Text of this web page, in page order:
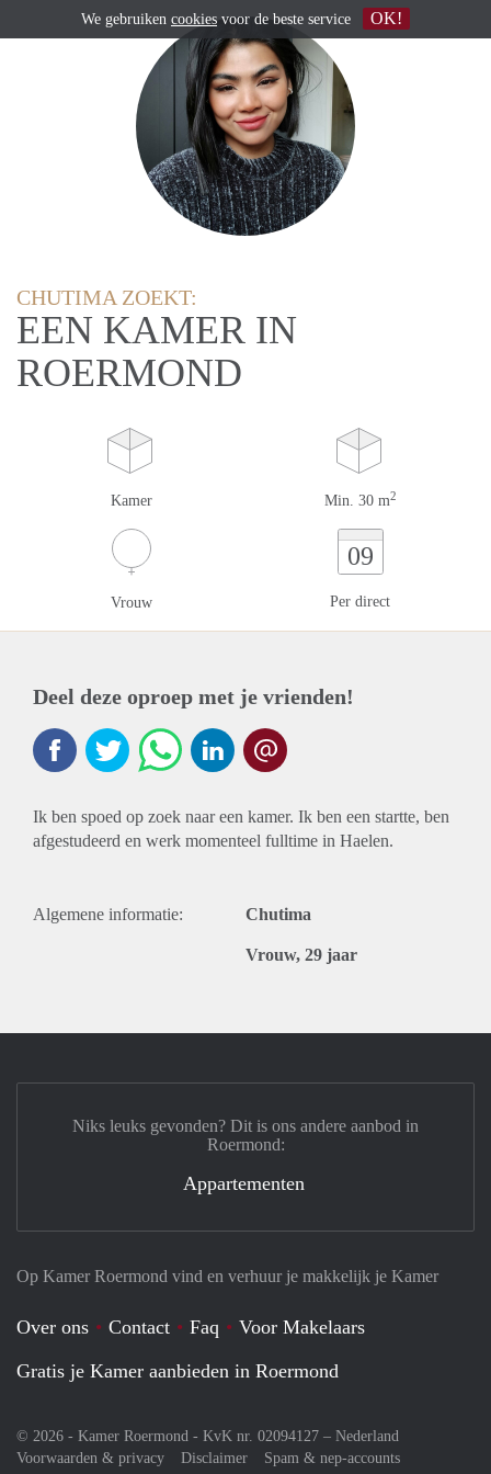
CHUTIMA ZOEKT:
EEN KAMER IN
ROERMOND
Kamer Min. 30 m2
Vrouw
09
Per direct
Deel deze oproep met je vrienden!
Ik ben spoed op zoek naar een kamer. Ik ben een startte, ben
afgestudeerd en werk momenteel fulltime in Haelen.
Algemene informatie: Chutima
Vrouw, 29 jaar
Op Kamer Roermond vind en verhuur je makkelijk je Kamer
Over ons Contact Faq
Voor Makelaars
Gratis je Kamer aanbieden in Roermond
© 2026 - Kamer Roermond - KvK nr. 02094127 – Nederland
Voorwaarden & privacy
Disclaimer
Spam & nep-accounts
Niks leuks gevonden? Dit is ons andere aanbod in
Roermond:
Appartementen
We gebruiken cookiesvoor de beste service OK!